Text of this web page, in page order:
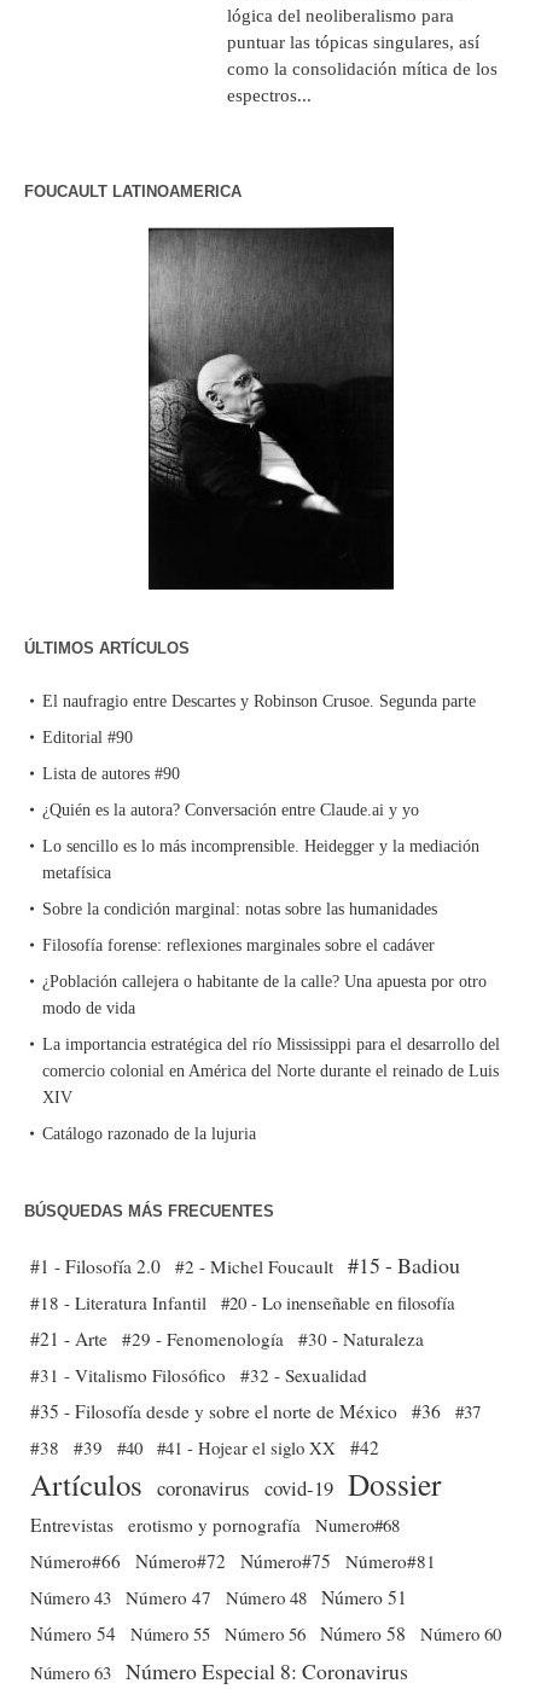
lógica del neoliberalismo para
puntuar las tópicas singulares, así
como la consolidación mítica de los
espectros...
FOUCAULT LATINOAMERICA
ÚLTIMOS ARTÍCULOS
El naufragio entre Descartes y Robinson Crusoe. Segunda parte
Editorial #90
Lista de autores #90
¿Quién es la autora? Conversación entre Claude.ai y yo
Lo sencillo es lo más incomprensible. Heidegger y la mediación
metafísica
Sobre la condición marginal: notas sobre las humanidades
Filosofía forense: reflexiones marginales sobre el cadáver
¿Población callejera o habitante de la calle? Una apuesta por otro
modo de vida
La importancia estratégica del río Mississippi para el desarrollo del
comercio colonial en América del Norte durante el reinado de Luis
XIV
Catálogo razonado de la lujuria
BÚSQUEDAS MÁS FRECUENTES
#1 - Filosofía 2.0 #2 - Michel Foucault #15 - Badiou
#18 - Literatura Infantil #20 - Lo inenseñable en filosofía
#21 - Arte #29 - Fenomenología
#30 - Naturaleza
#31 - Vitalismo Filosófico
#32 - Sexualidad
#35 - Filosofía desde y sobre el norte de México #36 #37
#38
#39 #40 #41 - Hojear el siglo XX #42
Artículos coronavirus covid-19 Dossier
Entrevistas erotismo y pornografía
Numero#68
Número#66
Número#72 Número#75
Número#81
Número 43 Número 47 Número 48 Número 51
Número 54 Número 55 Número 56 Número 58
Número 60
Número 63 Número Especial 8: Coronavirus